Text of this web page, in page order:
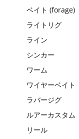
ベイト (forage)
ライトリグ
ライン
シンカー
ワーム
ワイヤーベイト
ラバージグ
ルアーカスタム
リール